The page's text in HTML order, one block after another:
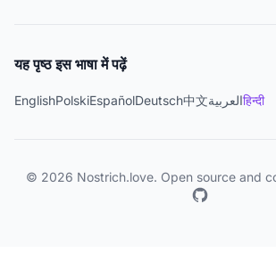
यह पृष्ठ इस भाषा में पढ़ें
EnglishPolskiEspañolDeutsch中文العربيةहिन्दी
© 2026 Nostrich.love. Open source and